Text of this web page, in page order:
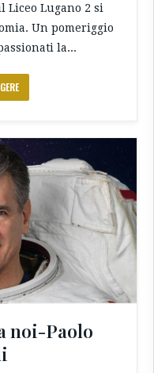
Liceo Lugano 2 si
Un pomeriggio
la...
noi-Paolo